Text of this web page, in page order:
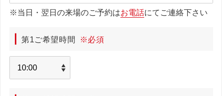
※当日・翌日の来場のご予約はお電話にてご連絡下さい
第1ご希望時間 ※必須